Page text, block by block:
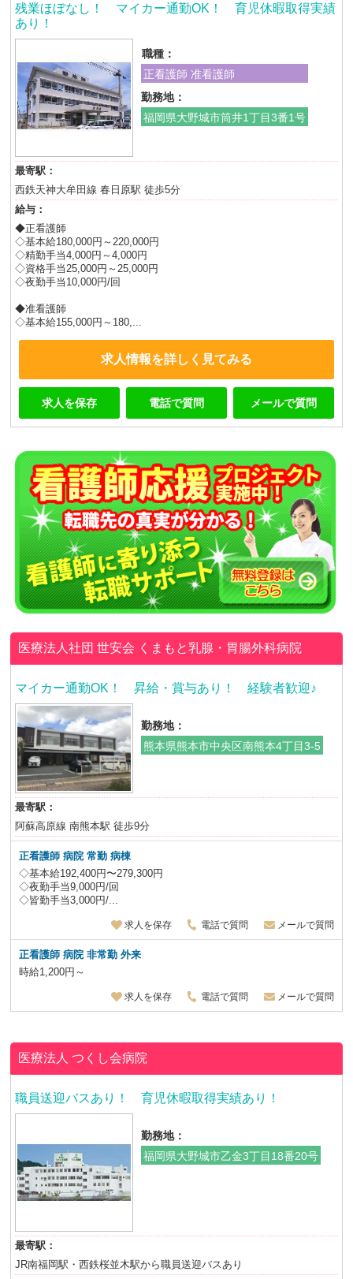
残業ほぼなし！ マイカー通勤OK！ 育児休暇取得実績
あり！
職種：
正看護師 准看護師
勤務地：
福岡県大野城市筒井1丁目3番1号
最寄駅：
西鉄天神大牟田線 春日原駅 徒歩5分
給与：
◆正看護師
◇基本給180,000円～220,000円
◇精勤手当4,000円～4,000円
◇資格手当25,000円～25,000円
◇夜勤手当10,000円/回
◆准看護師
◇基本給155,000円～180,...
求人情報を詳しく見てみる
求人を保存 電話で質問 メールで質問
医療法人社団 世安会 くまもと乳腺・胃腸外科病院
マイカー通勤OK！ 昇給・賞与あり！ 経験者歓迎♪
勤務地：
熊本県熊本市中央区南熊本4丁目3-5
最寄駅：
阿蘇高原線 南熊本駅 徒歩9分
正看護師 病院 常勤 病棟
◇基本給192,400円〜279,300円
◇夜勤手当9,000円/回
◇皆勤手当3,000円/...
求人を保存 電話で質問 メールで質問
正看護師 病院 非常勤 外来
時給1,200円～
求人を保存 電話で質問 メールで質問
医療法人つくし会病院
職員送迎バスあり！ 育児休暇取得実績あり！
勤務地：
福岡県大野城市乙金3丁目18番20号
最寄駅：
JR南福岡駅・西鉄桜並木駅から職員送迎バスあり